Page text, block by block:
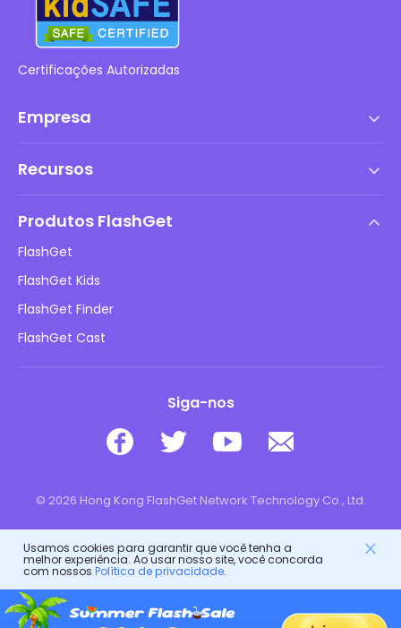
Certificações Autorizadas
Empresa
Política de DMCA
Política de privacidade
Políticas de Publicidade
Não Venda Minhas Informações
Recursos
Blog
Segurança Online Infantil
Baixar
Produtos FlashGet
FlashGet
FlashGet Kids
FlashGet Finder
FlashGet Cast
Siga-nos
© 2026 Hong Kong FlashGet Network Technology Co., Ltd.
Usamos cookies para garantir que você tenha a
melhor experiência. Ao usar nosso site, você concorda
com nossos Política de privacidade.